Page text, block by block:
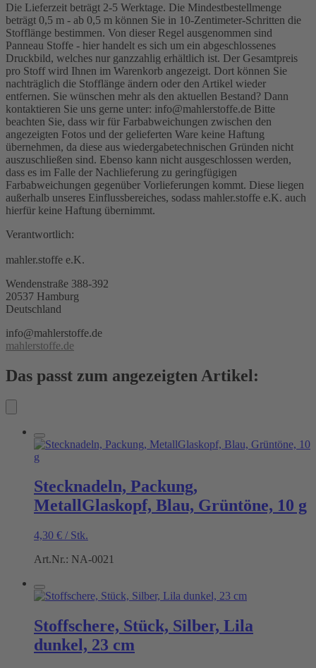
Die Lieferzeit beträgt 2-5 Werktage. Die Mindestbestellmenge
beträgt 0,5 m - ab 0,5 m können Sie in 10-Zentimeter-Schritten die
Stofflänge bestimmen. Von dieser Regel ausgenommen sind
Panneau Stoffe - hier handelt es sich um ein abgeschlossenes
Druckbild, welches nur ganzzahlig erhältlich ist. Der Gesamtpreis
pro Stoff wird Ihnen im Warenkorb angezeigt. Dort können Sie
nachträglich die Stofflänge ändern oder den Artikel wieder
entfernen. Sie wünschen mehr als den aktuellen Bestand? Dann
kontaktieren Sie uns gerne unter: info@mahlerstoffe.de Bitte
beachten Sie, dass wir für Farbabweichungen zwischen den
angezeigten Fotos und der gelieferten Ware keine Haftung
übernehmen, da diese aus wiedergabetechnischen Gründen nicht
auszuschließen sind. Ebenso kann nicht ausgeschlossen werden,
dass es im Falle der Nachlieferung zu geringfügigen
Farbabweichungen gegenüber Vorlieferungen kommt. Diese liegen
außerhalb unseres Einflussbereiches, sodass mahler.stoffe e.K. auch
hierfür keine Haftung übernimmt.
Verantwortlich:
mahler.stoffe e.K.
Wendenstraße 388-392
20537 Hamburg
Deutschland
info@mahlerstoffe.de
mahlerstoffe.de
Das passt zum angezeigten Artikel:
Stecknadeln, Packung,
MetallGlaskopf, Blau, Grüntöne, 10 g
4,30 € / Stk.
Art.Nr.: NA-0021
Stoffschere, Stück, Silber, Lila
dunkel, 23 cm